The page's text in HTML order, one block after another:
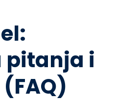
pitanja i